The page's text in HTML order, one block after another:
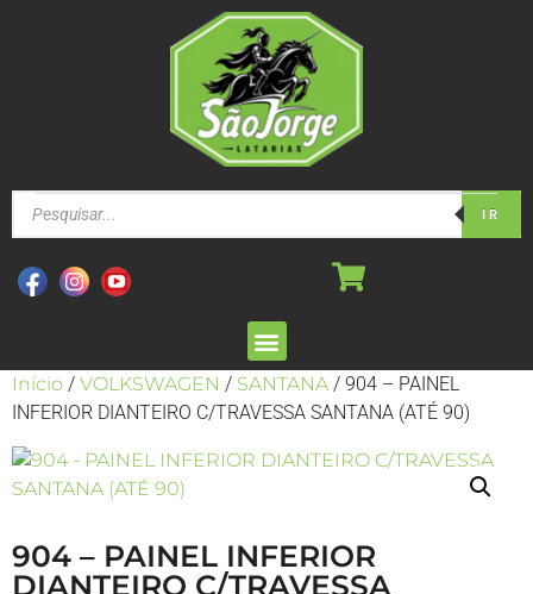
IR
Início / VOLKSWAGEN / SANTANA / 904 – PAINEL
INFERIOR DIANTEIRO C/TRAVESSA SANTANA (ATÉ 90)
904 – PAINEL INFERIOR
DIANTEIRO C/TRAVESSA